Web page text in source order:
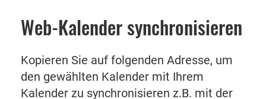
Web-Kalender synchronisieren
Kopieren Sie auf folgenden Adresse, um
den gewählten Kalender mit Ihrem
Kalender zu synchronisieren z.B. mit der